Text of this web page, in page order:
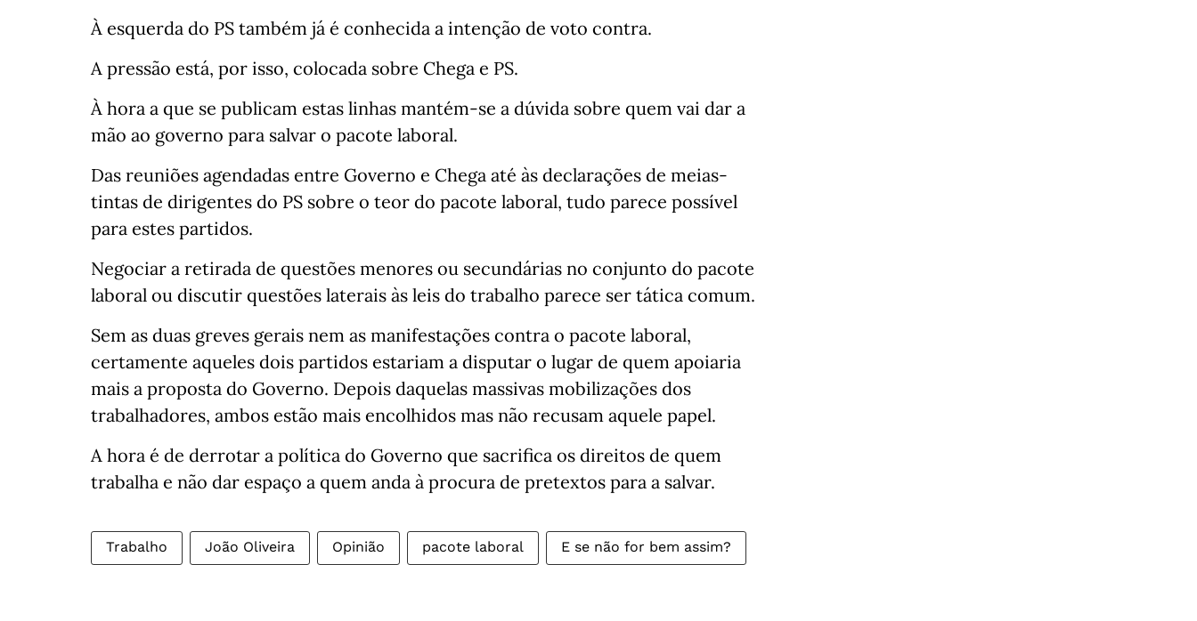
À esquerda do PS também já é conhecida a intenção de voto contra.
A pressão está, por isso, colocada sobre Chega e PS.
À hora a que se publicam estas linhas mantém-se a dúvida sobre quem vai dar a
mão ao governo para salvar o pacote laboral.
Das reuniões agendadas entre Governo e Chega até às declarações de meias-
tintas de dirigentes do PS sobre o teor do pacote laboral, tudo parece possível
para estes partidos.
Negociar a retirada de questões menores ou secundárias no conjunto do pacote
laboral ou discutir questões laterais às leis do trabalho parece ser tática comum.
Sem as duas greves gerais nem as manifestações contra o pacote laboral,
certamente aqueles dois partidos estariam a disputar o lugar de quem apoiaria
mais a proposta do Governo. Depois daquelas massivas mobilizações dos
trabalhadores, ambos estão mais encolhidos mas não recusam aquele papel.
A hora é de derrotar a política do Governo que sacrifica os direitos de quem
trabalha e não dar espaço a quem anda à procura de pretextos para a salvar.
Trabalho João Oliveira Opinião pacote laboral E se não for bem assim?